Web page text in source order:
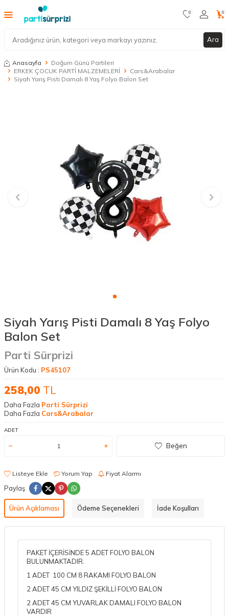
Ara
0 0
Anasayfa
Doğum Günü Partileri
ERKEK ÇOCUK PARTİ MALZEMELERİ
Cars&Arabalar
Siyah Yarış Pisti Damalı 8 Yaş Folyo Balon Set
Siyah Yarış Pisti Damalı 8 Yaş Folyo
Balon Set
Parti Sürprizi
Ürün Kodu : PS45107
258,00 TL
Daha Fazla Parti Sürprizi
Daha Fazla Cars&Arabalar
ADET
Beğen
Listeye Ekle Yorum Yap Fiyat Alarmı
Paylaş
Ürün Açıklaması Ödeme Seçenekleri İade Koşulları
PAKET İÇERİSİNDE 5 ADET FOLYO BALON
BULUNMAKTADIR.
1 ADET 100 CM 8 RAKAMI FOLYO BALON
2 ADET 45 CM YILDIZ ŞEKİLLİ FOLYO BALON
2 ADET 45 CM YUVARLAK DAMALI FOLYO BALON
VARDIR